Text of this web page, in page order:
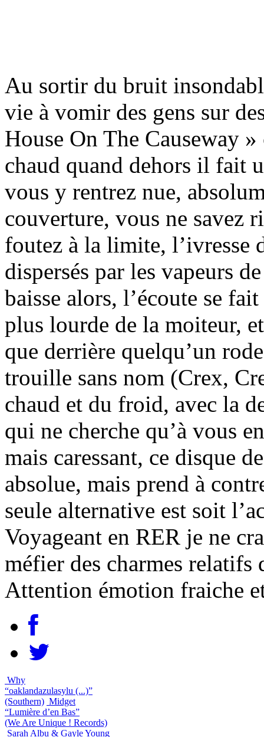
Au sortir du bruit
vie à vomir des gens sur
House On The Causeway
chaud quand dehors il fait
vous y rentrez nue,
couverture, vous ne savez
foutez à la limite, l’ivresse
dispersés par les vapeurs
baisse alors, l’écoute se
plus lourde de la moiteur,
que derrière quelqu’un
trouille sans nom (Crex,
chaud et du froid, avec la
qui ne cherche qu’à vous
mais caressant, ce disque
absolue, mais prend à
seule alternative est soit
Voyageant en RER je ne
méfier des charmes relatifs
Attention émotion fraiche
Why
“oaklandazulasylu (...)”
(Southern) Midget
“Lumière d’en Bas”
(We Are Unique ! Records)
Sarah Albu & Gayle Young